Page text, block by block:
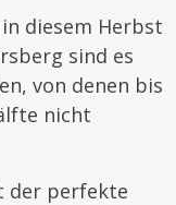
diesem Herbst
sind es
von denen bis
nicht
der perfekte